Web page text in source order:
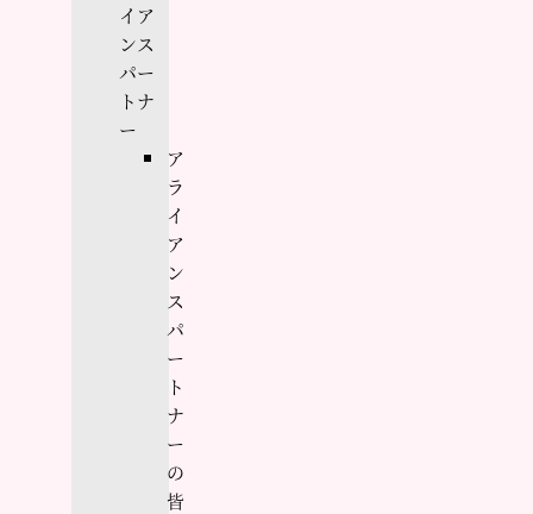
イア
ンス
パー
トナ
ー
ア
ラ
イ
ア
ン
ス
パ
ー
ト
ナ
ー
の
皆